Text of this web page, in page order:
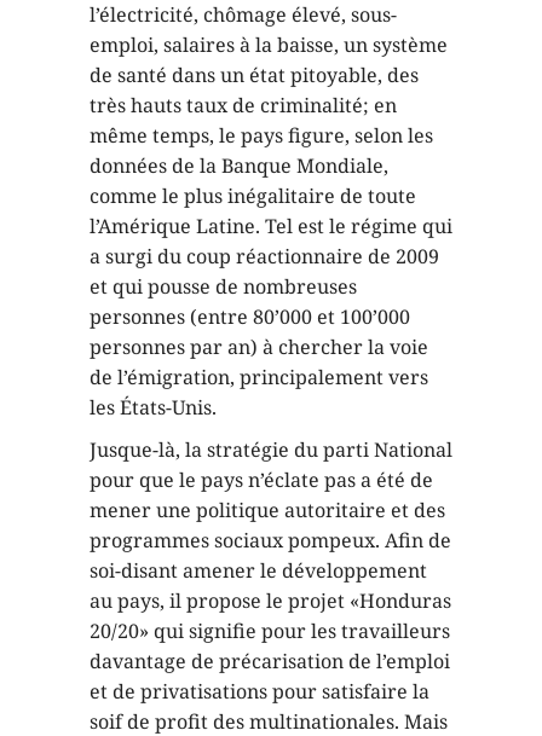
l’électricité, chômage élevé, sous-
emploi, salaires à la baisse, un système
de santé dans un état pitoyable, des
très hauts taux de criminalité; en
même temps, le pays figure, selon les
données de la Banque Mondiale,
comme le plus inégalitaire de toute
l’Amérique Latine. Tel est le régime qui
a surgi du coup réactionnaire de 2009
et qui pousse de nombreuses
personnes (entre 80’000 et 100’000
personnes par an) à chercher la voie
de l’émigration, principalement vers
les États-Unis.
Jusque-là, la stratégie du parti National
pour que le pays n’éclate pas a été de
mener une politique autoritaire et des
programmes sociaux pompeux. Afin de
soi-disant amener le développement
au pays, il propose le projet «Honduras
20/20» qui signifie pour les travailleurs
davantage de précarisation de l’emploi
et de privatisations pour satisfaire la
soif de profit des multinationales. Mais